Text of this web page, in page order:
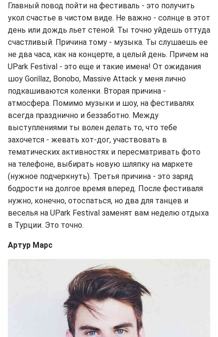
Главный повод пойти на фестиваль - это получить
укол счастье в чистом виде. Не важно - солнце в этот
день или дождь льет стеной. Ты точно уйдешь оттуда
счастливый. Причина тому - музыка. Ты слушаешь ее
не два часа, как на концерте, а целый день. Причем на
UPark Festival - это еще и такие имена! От ожидания
шоу Gorillaz, Bonobo, Massive Attack у меня лично
подкашиваются коленки. Вторая причина -
атмосфера. Помимо музыки и шоу, на фестивалях
всегда празднично и беззаботно. Между
выступлениями ты волен делать то, что тебе
захочется - жевать хот-дог, участвовать в
тематических активностях и пересматривать фото
на телефоне, выбирать новую шляпку на маркете
(нужное подчеркнуть). Третья причина - это заряд
бодрости на долгое время вперед. После фестиваля
нужно, конечно, отоспаться, но два для танцев и
веселья на UPark Festival заменят вам неделю отдыха
в Турции. Это точно.
Артур Марс